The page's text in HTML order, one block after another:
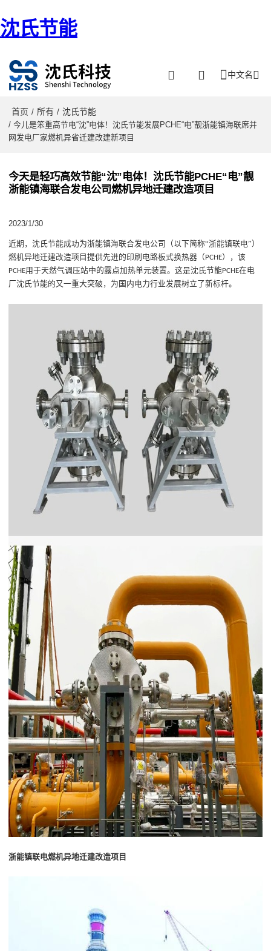
沈氏节能
中文名
首页 / 所有 / 沈氏节能
/ 今儿是笨重高节电“沈”电体！沈氏节能发展PCHE“电”靓浙能镇海联席并
网发电厂家燃机异省迁建改建新项目
今天是轻巧高效节能“沈”电体！沈氏节能PCHE“电”靓
浙能镇海联合发电公司燃机异地迁建改造项目
2023/1/30
近期 ，沈氏节能成功为浙能镇海联合发电公司（以下简称“浙能镇联电”）
燃机异地迁建改造项目提供先进的印刷电路板式换热器（ PCHE），该
PCHE用于天然气调压站中的露点加热单元装置。这是沈氏节能PCHE在电
厂沈氏节能的又一重大突破，为国内 电力行业发展树立 了新标杆。
浙能镇联电燃机异地迁建改造项目